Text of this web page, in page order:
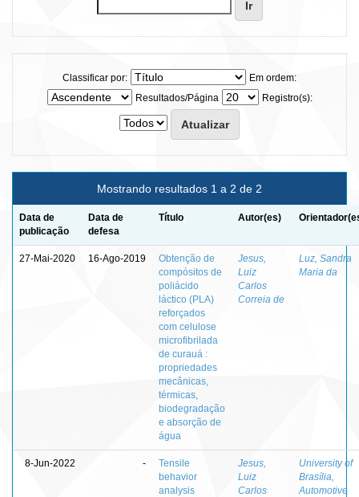
Classificar por:
Em ordem:
Resultados/Página
Registro(s):
Mostrando resultados 1 a 2 de 2
Data de
publicação
Data de
defesa
Título Autor(es)
27-Mai-2020 16-Ago-2019
Obtenção de
compósitos de
poliácido
láctico (PLA)
reforçados
com celulose
microfibrilada
de curauá :
propriedades
mecânicas,
térmicas,
biodegradação
e absorção de
água
Jesus,
Luiz
Carlos
Correia de
Luz, Sandra
Maria da
8-Jun-2022 -
Tensile
behavior
analysis
Jesus,
Luiz
Carlos
University of
Brasília,
Automotive